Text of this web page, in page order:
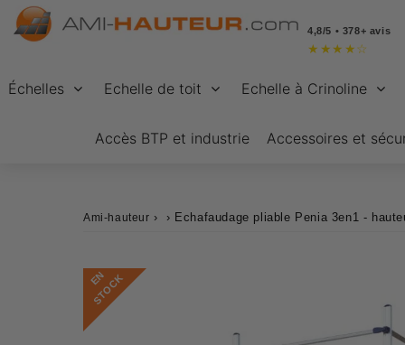
4,8/5 • 378+ avis
★ ★ ★ ★ ☆
Échelles Echelle de toit Echelle à Crinoline
Accès BTP et industrie Accessoires et
Ami-hauteur › › Echafaudage pliable Penia 3en1 -
E
N
S
T
O
C
K